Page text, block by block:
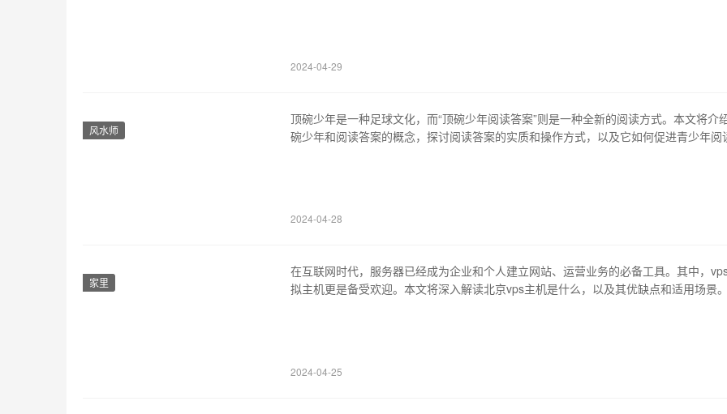
2024-04-29
风水师
顶碗少年是一种足球文化，而“顶碗少年阅读答案”则是一种全新的阅读方式。本文将介
碗少年和阅读答案的概念，探讨阅读答案的实质和操作方式，以及它如何促进青少年阅
2024-04-28
家里
在互联网时代，服务器已经成为企业和个人建立网站、运营业务的必备工具。其中，
拟主机更是备受欢迎。本文将深入解读北京vps主机是什么，以及其优缺点和适用场景。
2024-04-25